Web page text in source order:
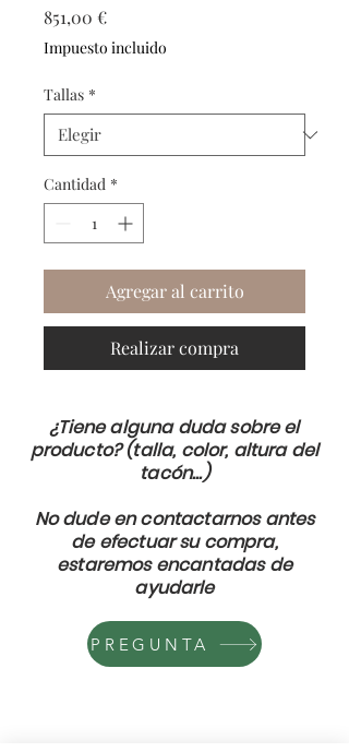
851,00 €Precio
Impuesto incluido
Tallas *
Cantidad *
Agregar al carrito
Realizar compra
¿Tiene alguna duda sobre el
producto? (talla, color, altura del
tacón...)
No dude en contactarnos antes
de efectuar su compra,
estaremos encantadas de
ayudarle
PREGUNTA